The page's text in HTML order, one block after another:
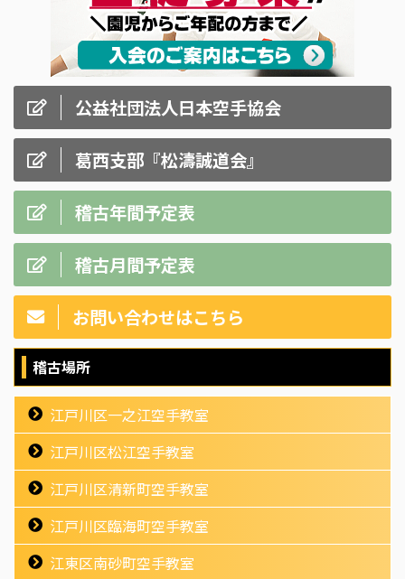
公益社団法人日本空手協会
葛西支部『松濤誠道会』
稽古年間予定表
稽古月間予定表
お問い合わせはこちら
稽古場所
江戸川区一之江空手教室
江戸川区松江空手教室
江戸川区清新町空手教室
江戸川区臨海町空手教室
江東区南砂町空手教室